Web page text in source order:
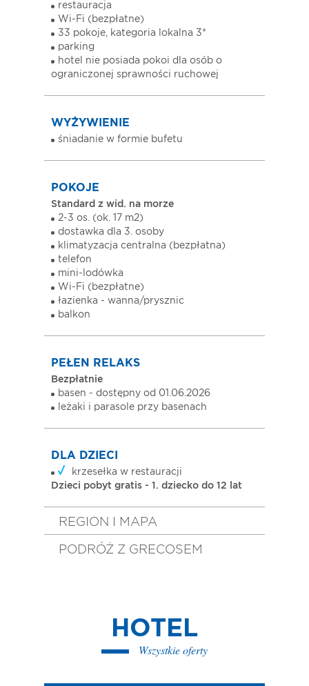
restauracja
Wi-Fi (bezpłatne)
33 pokoje, kategoria lokalna 3*
parking
hotel nie posiada pokoi dla osób o
ograniczonej sprawności ruchowej
WYŻYWIENIE
śniadanie w formie bufetu
POKOJE
Standard z wid. na morze
2-3 os. (ok. 17 m2)
dostawka dla 3. osoby
klimatyzacja centralna (bezpłatna)
telefon
mini-lodówka
Wi-Fi (bezpłatne)
łazienka - wanna/prysznic
balkon
PEŁEN RELAKS
Bezpłatnie
basen - dostępny od 01.06.2026
leżaki i parasole przy basenach
DLA DZIECI
krzesełka w restauracji
Dzieci pobyt gratis - 1. dziecko do 12 lat
REGION I MAPA
PODRÓŻ Z GRECOSEM
HOTEL
Wszystkie oferty